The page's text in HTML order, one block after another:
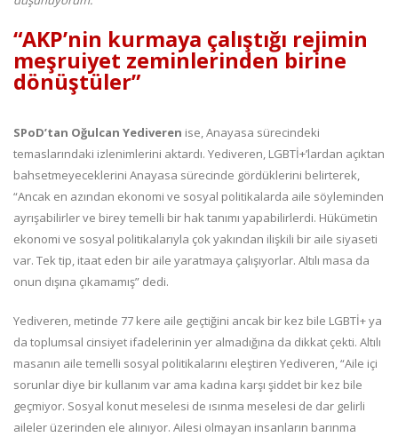
“AKP’nin kurmaya çalıştığı rejimin
meşruiyet zeminlerinden birine
dönüştüler”
SPoD’tan Oğulcan Yediveren ise, Anayasa sürecindeki
temaslarındaki izlenimlerini aktardı. Yediveren, LGBTİ+’lardan açıktan
bahsetmeyeceklerini Anayasa sürecinde gördüklerini belirterek,
“Ancak en azından ekonomi ve sosyal politikalarda aile söyleminden
ayrışabilirler ve birey temelli bir hak tanımı yapabilirlerdi. Hükümetin
ekonomi ve sosyal politikalarıyla çok yakından ilişkili bir aile siyaseti
var. Tek tip, itaat eden bir aile yaratmaya çalışıyorlar. Altılı masa da
onun dışına çıkamamış” dedi.
Yediveren, metinde 77 kere aile geçtiğini ancak bir kez bile LGBTİ+ ya
da toplumsal cinsiyet ifadelerinin yer almadığına da dikkat çekti. Altılı
masanın aile temelli sosyal politikalarını eleştiren Yediveren, “Aile içi
sorunlar diye bir kullanım var ama kadına karşı şiddet bir kez bile
geçmiyor. Sosyal konut meselesi de ısınma meselesi de dar gelirli
aileler üzerinden ele alınıyor. Ailesi olmayan insanların barınma